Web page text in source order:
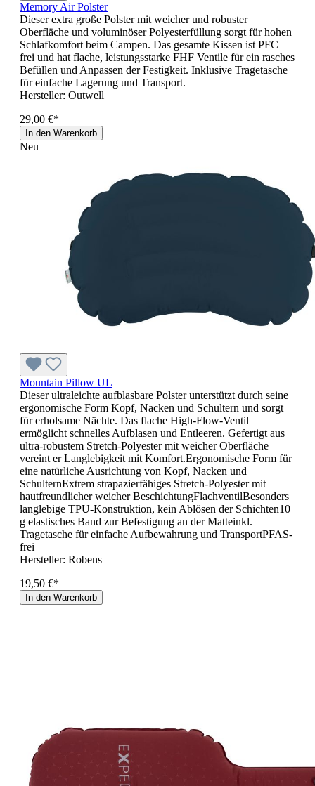
Memory Air Polster
Dieser extra große Polster mit weicher und robuster
Oberfläche und voluminöser Polyesterfüllung sorgt für hohen
Schlafkomfort beim Campen. Das gesamte Kissen ist PFC
frei und hat flache, leistungsstarke FHF Ventile für ein rasches
Befüllen und Anpassen der Festigkeit. Inklusive Tragetasche
für einfache Lagerung und Transport.
Hersteller: Outwell
29,00 €*
In den Warenkorb
Neu
Mountain Pillow UL
Dieser ultraleichte aufblasbare Polster unterstützt durch seine
ergonomische Form Kopf, Nacken und Schultern und sorgt
für erholsame Nächte. Das flache High-Flow-Ventil
ermöglicht schnelles Aufblasen und Entleeren. Gefertigt aus
ultra-robustem Stretch-Polyester mit weicher Oberfläche
vereint er Langlebigkeit mit Komfort.Ergonomische Form für
eine natürliche Ausrichtung von Kopf, Nacken und
SchulternExtrem strapazierfähiges Stretch-Polyester mit
hautfreundlicher weicher BeschichtungFlachventilBesonders
langlebige TPU-Konstruktion, kein Ablösen der Schichten10
g elastisches Band zur Befestigung an der Matteinkl.
Tragetasche für einfache Aufbewahrung und TransportPFAS-
frei
Hersteller: Robens
19,50 €*
In den Warenkorb